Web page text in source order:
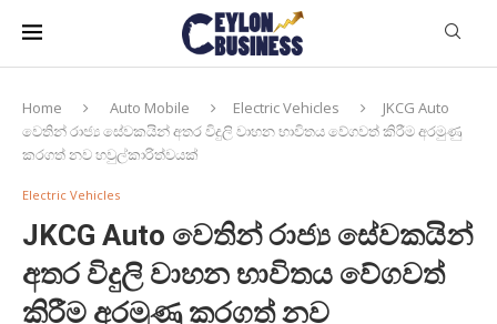
Home Auto Mobile Electric Vehicles
JKCG Auto
වෙතින් රාජ්‍ය සේවකයින් අතර විදුලි වාහන භාවිතය වේගවත් කිරීම අරමුණු
කරගත් නව හවුල්කාරිත්වයක්
Electric Vehicles
JKCG Auto වෙතින් රාජ්‍ය සේවකයින්
අතර විදුලි වාහන භාවිතය වේගවත්
කිරීම අරමුණු කරගත් නව